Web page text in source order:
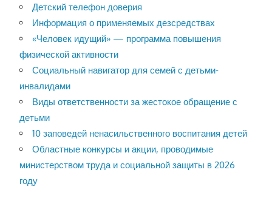
Детский телефон доверия
Информация о применяемых дезсредствах
«Человек идущий» — программа повышения
физической активности
Социальный навигатор для семей с детьми-
инвалидами
Виды ответственности за жестокое обращение с
детьми
10 заповедей ненасильственного воспитания детей
Областные конкурсы и акции, проводимые
министерством труда и социальной защиты в 2026
году